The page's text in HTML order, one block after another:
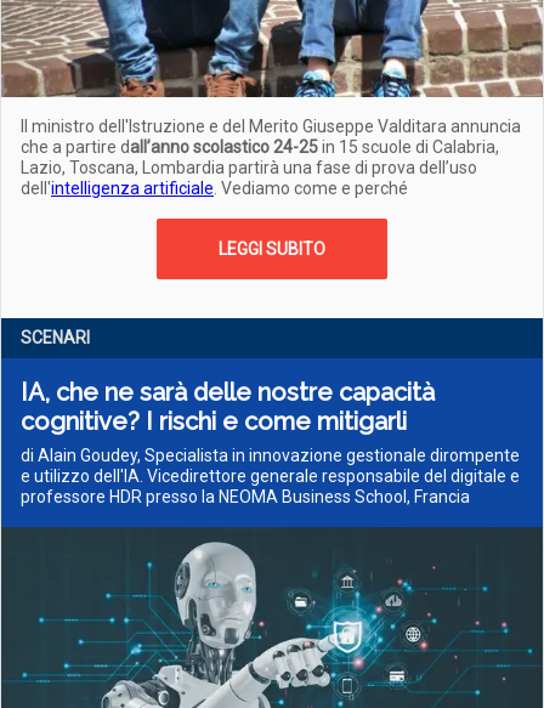
Il ministro dell'Istruzione e del Merito Giuseppe Valditara annuncia
che a partire dall’anno scolastico 24-25in 15 scuole di Calabria,
Lazio, Toscana, Lombardia partirà una fase di prova dell’uso
dell'intelligenza artificiale . Vediamo come e perché
LEGGI SUBITO
SCENARI
IA, che ne sarà delle nostre capacità
cognitive? I rischi e come mitigarli
di Alain Goudey, Specialista in innovazione gestionale dirompente
e utilizzo dell'IA. Vicedirettore generale responsabile del digitale e
professore HDR presso la NEOMA Business School, Francia